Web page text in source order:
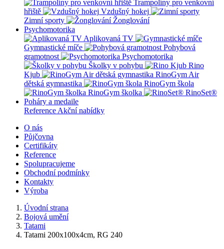
Trampolíny pro venkovní
hřiště
Vzdušný hokej
Zimní sporty
Žonglování
Psychomotorika
Aplikovaná TV
Gymnastické míče
Pohybová
gramotnost
Psychomotorika
Školky v pohybu
Rino
Kjub
RinoGym Air
dětská gymnastika
RinoGym škola
RinoGym školka
RinoSet®
Poháry a medaile
Reference Akční nabídky
O nás
Půjčovna
Certifikáty
Reference
Spolupracujeme
Obchodní podmínky
Kontakty
Výroba
Úvodní strana
Bojová umění
Tatami
Tatami 200x100x4cm, RG 240